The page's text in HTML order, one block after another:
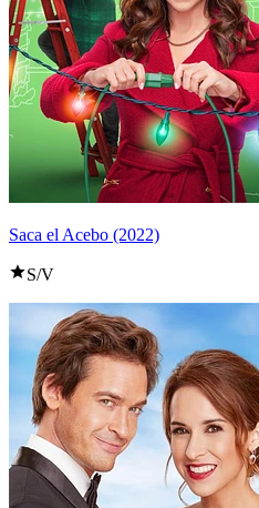
Saca el Acebo (2022)
S/V